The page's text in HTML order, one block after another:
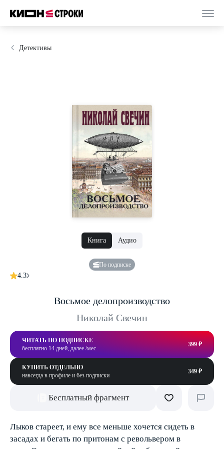
Детективы
Книга Аудио
По подписке
4.3
Восьмое делопроизводство
Николай Свечин
ЧИТАТЬ ПО ПОДПИСКЕ
бесплатно 14 дней, далее /мес
399 ₽
КУПИТЬ ОТДЕЛЬНО
навсегда в профиле и без подписки
349 ₽
Бесплатный фрагмент
Лыков стареет, и ему все меньше хочется сидеть в
засадах и бегать по притонам с револьвером в